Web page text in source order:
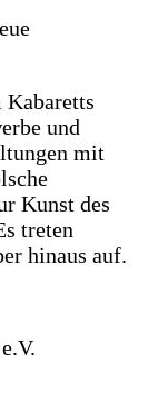
Sie
E-
Kabaretts
und
mit
Kunst des
treten
hinaus auf.